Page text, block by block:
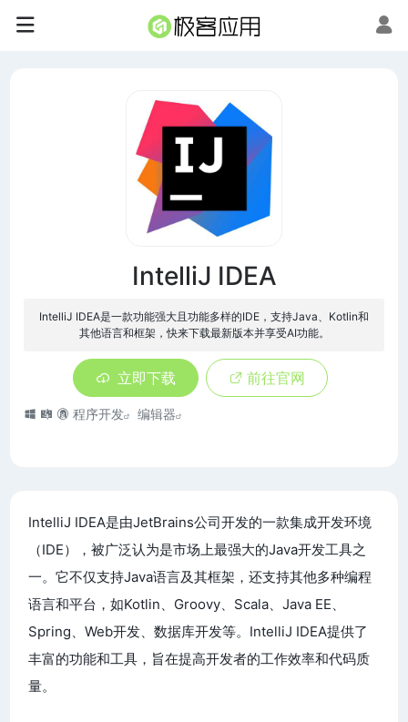
IntelliJ IDEA
IntelliJ IDEA是一款功能强大且功能多样的IDE，支持Java、Kotlin和
其他语言和框架，快来下载最新版本并享受AI功能。
立即下载 前往官网
程序开发 编辑器
IntelliJ IDEA是由JetBrains公司开发的一款集成开发环境
（IDE），被广泛认为是市场上最强大的Java开发工具之
一。它不仅支持Java语言及其框架，还支持其他多种编程
语言和平台，如Kotlin、Groovy、Scala、Java EE、
Spring、Web开发、数据库开发等。IntelliJ IDEA提供了
丰富的功能和工具，旨在提高开发者的工作效率和代码质
量。